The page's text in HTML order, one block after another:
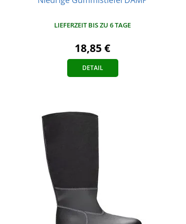
LIEFERZEIT BIS ZU 6 TAGE
18,85 €
DETAIL